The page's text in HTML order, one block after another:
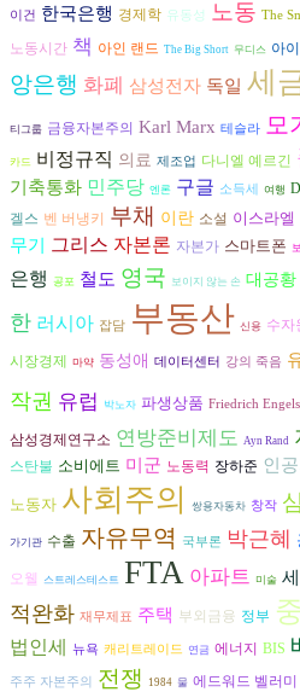
이건 한국은행 경제학 유동성 노동 The
노동시간 책 아인 랜드 The Big Short 무디스 아
앙은행 화폐 삼성전자 독일 세
티그룹 금융자본주의 Karl Marx 테슬라 모
카드 비정규직 의료 제조업 다니엘 예르긴
기축통화 민주당 엔론 구글 소득세 여행
겔스 벤 버냉키 부채 이란 소설 이스라엘
무기
그리스 자본론 자본가 스마트폰
은행 공포 철도 영국 보이지 않는 손 대공황
한 러시아 잡담 부동산 신용 수자
시장경제 마약 동성애 데이터센터 강의 죽음
작권 유럽 박노자 파생상품 Friedrich Engels
삼성경제연구소 연방준비제도 Ayn Rand
스탄불 소비에트 미군 노동력 장하준 인
노동자 사회주의 쌍용자동차 창작
가기관 수출 자유무역 국부론 박근혜
오웰 스트레스테스트 FTA 아파트 미술
적완화 재무제표 주택 부외금융 정부
법인세 뉴욕 캐리트레이드 연금 에너지 BIS
주주 자본주의 전쟁 1984 물 에드워드 벨러미